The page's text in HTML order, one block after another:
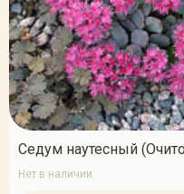
Седум наутесный
Нет в наличии